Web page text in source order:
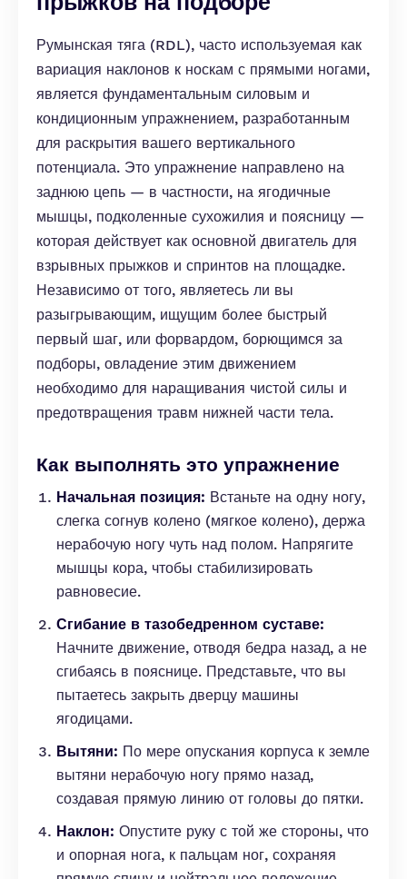
Румынская тяга (RDL), часто используемая как
вариация наклонов к носкам с прямыми ногами,
является фундаментальным силовым и
кондиционным упражнением, разработанным
для раскрытия вашего вертикального
потенциала. Это упражнение направлено на
заднюю цепь — в частности, на ягодичные
мышцы, подколенные сухожилия и поясницу —
которая действует как основной двигатель для
взрывных прыжков и спринтов на площадке.
Независимо от того, являетесь ли вы
разыгрывающим, ищущим более быстрый
первый шаг, или форвардом, борющимся за
подборы, овладение этим движением
необходимо для наращивания чистой силы и
предотвращения травм нижней части тела.
Как выполнять это упражнение
Начальная позиция: Встаньте на одну ногу,
слегка согнув колено (мягкое колено), держа
нерабочую ногу чуть над полом. Напрягите
мышцы кора, чтобы стабилизировать
равновесие.
Сгибание в тазобедренном суставе:
Начните движение, отводя бедра назад, а не
сгибаясь в пояснице. Представьте, что вы
пытаетесь закрыть дверцу машины
ягодицами.
Вытяни: По мере опускания корпуса к земле
вытяни нерабочую ногу прямо назад,
создавая прямую линию от головы до пятки.
Наклон: Опустите руку с той же стороны, что
и опорная нога, к пальцам ног, сохраняя